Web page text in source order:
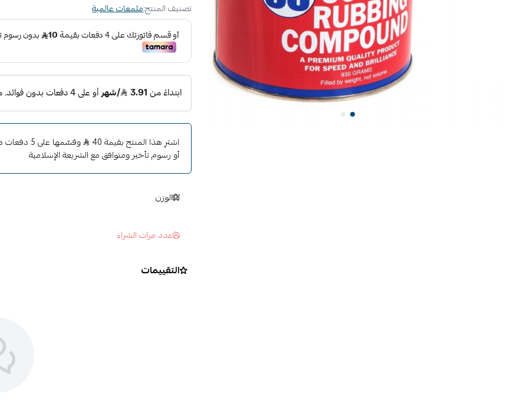
مميزات المنتج :
عالي الجودة
تلميع عالي الكفاءة
سريع المفعول
امن على جميع الاسطح
تصنيف المنتج:ملمعات عالمية
اشترِ هذا المنتج بقيمة 40
وقسّمها
أو رسوم تأخير ومتوافق مع الشريعة الإسلامية
الوزن
عدد مرات الشراء
التقييمات